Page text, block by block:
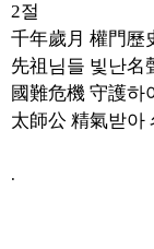
2절
千年歲月 權門歷
先祖 님들 빛난名
國難危機 守護하
太師公 精氣받아
.